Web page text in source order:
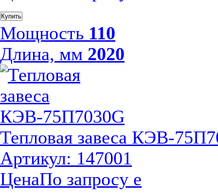
Купить
Мощность 110
Длина, мм 2020
Тепловая завеса КЭВ-
Артикул: 147001
ЦенаПо запросу е